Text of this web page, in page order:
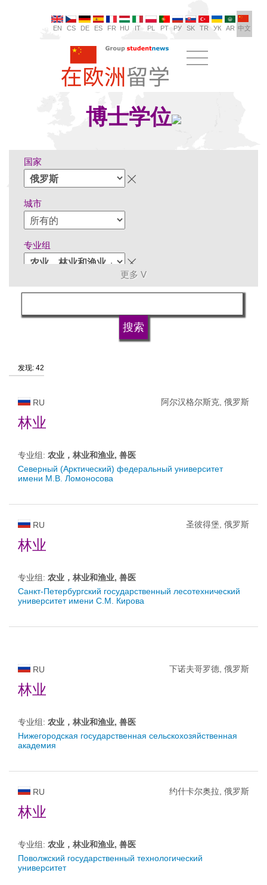
EN CS DE ES FR HU IT PL PT РУ SK TR УК AR 中文
博士学位
国家
城市
专业组
语言
大学状况
更多 V
发现: 42
RU 阿尔汉格尔斯克, 俄罗斯
林业
专业组: 农业，林业和渔业, 兽医
Северный (Арктический) федеральный университет
имени М.В. Ломоносова
RU 圣彼得堡, 俄罗斯
林业
专业组: 农业，林业和渔业, 兽医
Санкт-Петербургский государственный лесотехнический
университет имени С.М. Кирова
RU 下诺夫哥罗德, 俄罗斯
林业
专业组: 农业，林业和渔业, 兽医
Нижегородская государственная сельскохозяйственная
академия
RU 约什卡尔奥拉, 俄罗斯
林业
专业组: 农业，林业和渔业, 兽医
Поволжский государственный технологический
университет